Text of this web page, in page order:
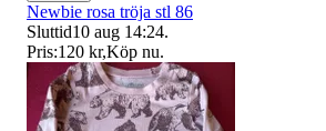
Newbie rosa tröja stl 86
Sluttid10 aug 14:24.
Pris:120 kr,Köp nu.